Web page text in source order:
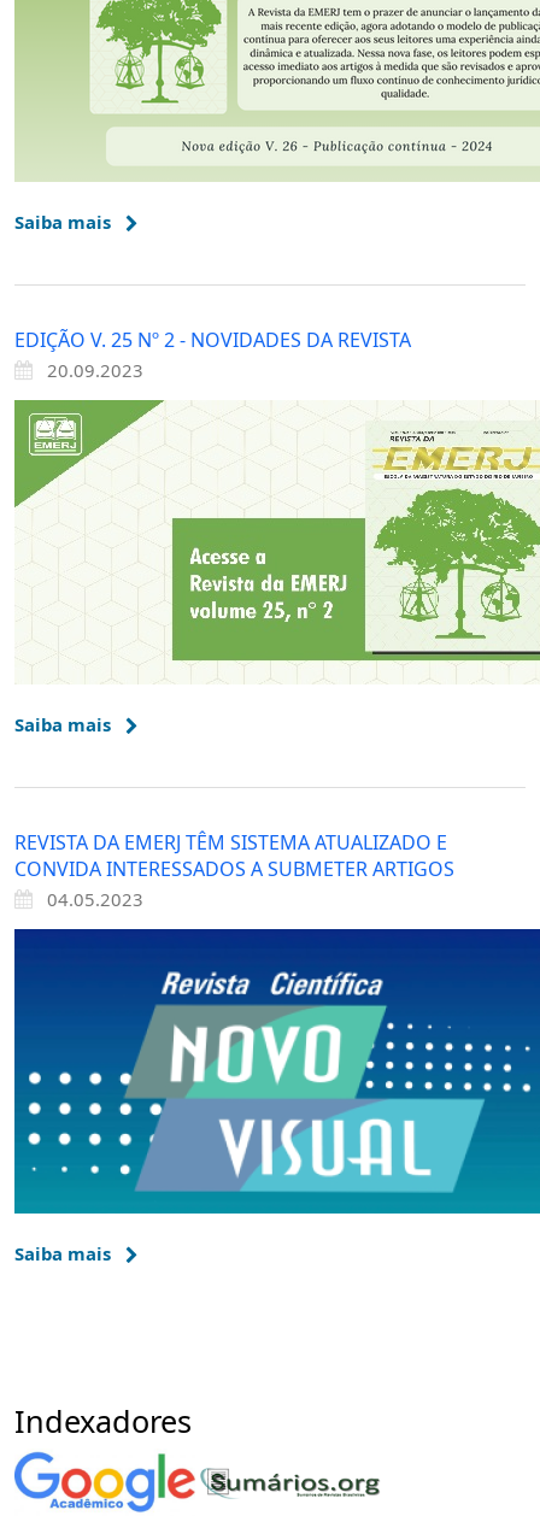
Saiba mais
EDIÇÃO V. 25 Nº 2 - NOVIDADES DA REVISTA
20.09.2023
Saiba mais
REVISTA DA EMERJ TÊM SISTEMA ATUALIZADO E
CONVIDA INTERESSADOS A SUBMETER ARTIGOS
04.05.2023
Saiba mais
Indexadores